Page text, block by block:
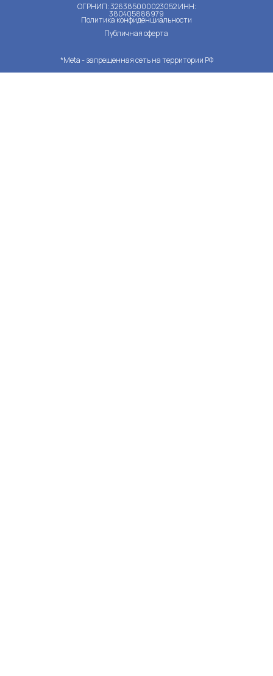
Публичная оферта
*Meta - запрещенная сеть на территории РФ
ОГРНИП: 326385000023052 ИНН:
380405888979
Политика конфиденциальности